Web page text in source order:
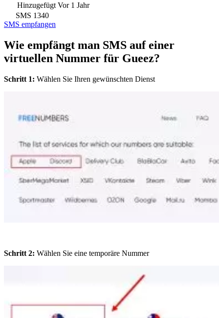
Hinzugefügt Vor 1 Jahr
SMS 1340
SMS empfangen
Wie empfängt man SMS auf einer
virtuellen Nummer für Gueez?
Schritt 1: Wählen Sie Ihren gewünschten Dienst
Schritt 2: Wählen Sie eine temporäre Nummer